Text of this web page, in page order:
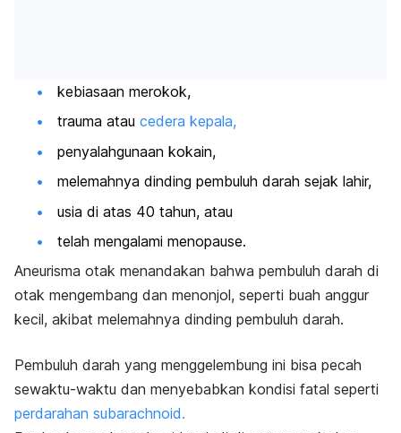
kebiasaan merokok,
trauma atau cedera kepala,
penyalahgunaan kokain,
melemahnya dinding pembuluh darah sejak lahir,
usia di atas 40 tahun, atau
telah mengalami menopause.
Aneurisma otak menandakan bahwa pembuluh darah di
otak mengembang dan menonjol, seperti buah anggur
kecil, akibat melemahnya dinding pembuluh darah.
Pembuluh darah yang menggelembung ini bisa pecah
sewaktu-waktu dan menyebabkan kondisi fatal seperti
perdarahan subarachnoid.